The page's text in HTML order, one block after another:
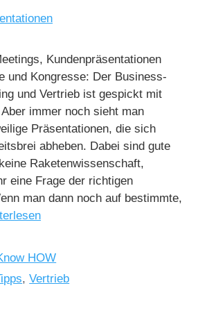
Kundenpräsentationen
und Kongresse: Der Business-
und Vertrieb ist gespickt mit
immer noch sieht man
Präsentationen, die sich
abheben. Dabei sind gute
Raketenwissenschaft,
eine Frage der richtigen
man dann noch auf bestimmte,
HOW
,Vertrieb